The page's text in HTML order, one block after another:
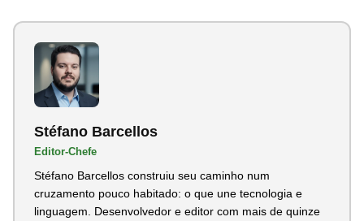
Stéfano Barcellos
Editor-Chefe
Stéfano Barcellos construiu seu caminho num
cruzamento pouco habitado: o que une tecnologia e
linguagem. Desenvolvedor e editor com mais de quinze